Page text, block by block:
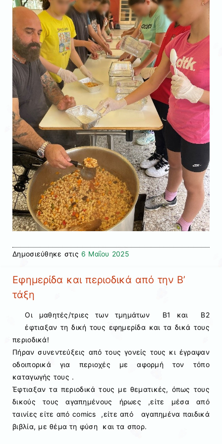
Δημοσιεύθηκε στις 6 Μαΐου 2025
Εφημερίδα και περιοδικά από την Β’
τάξη
Οι μαθητές/τριες των τμημάτων Β1 και Β2
έφτιαξαν τη δική τους εφημερίδα και τα δικά τους
περιοδικά!
Πήραν συνεντεύξεις από τους γονείς τους κι έγραψαν
οδοιπορικά για περιοχές με αφορμή τον τόπο
καταγωγής τους .
Έφτιαξαν τα περιοδικά τους με θεματικές, όπως τους
δικούς τους αγαπημένους ήρωες ,είτε μέσα από
ταινίες είτε από comics ,είτε από αγαπημένα παιδικά
βιβλία, με θέμα τη φύση και τα σπορ.